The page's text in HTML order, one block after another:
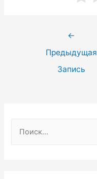
Навигация
записям
←
Предыдущая
Запись